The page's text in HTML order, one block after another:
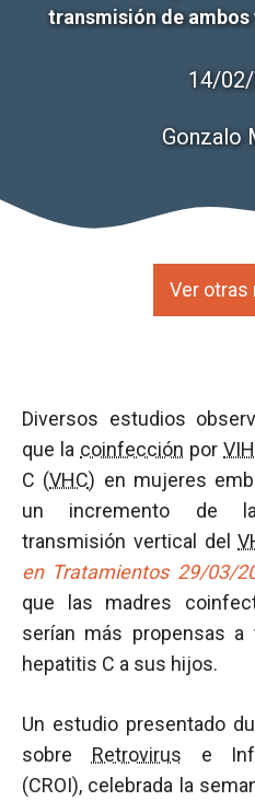
transmisión de
14/
Gonzalo
Ver otras
Diversos estudios
que la coinfección porVIH
C (VHC) en mujeres
un incremento de
transmisión vertical del
en Tratamientos 29/03/
que las madres
serían más propensas
hepatitis C a sus hijos.
Un estudio presentado
sobre Retrovirus e
(CROI), celebrada la